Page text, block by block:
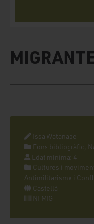
Issa Watanabe
Fons bibliogràfic,
Edat mínima: 4
Cultures i
Antimilitarisme i
Castellà
NI MIG